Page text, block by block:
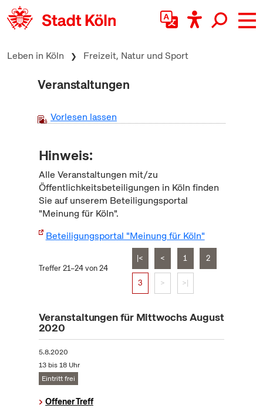
zum Inhalt springen
Leben in Köln Freizeit, Natur und Sport
Veranstaltungen
Vorlesen lassen
Hinweis:
Alle Veranstaltungen mit/zu
Öffentlichkeitsbeteiligungen in Köln finden
Sie auf unserem Beteiligungsportal
"Meinung für Köln".
Beteiligungsportal "Meinung für Köln"
Treffer 21–24 von 24
|< < 1 2
3 > >|
Veranstaltungen für Mittwochs August
2020
5.8.2020
13 bis 18 Uhr
Eintritt frei
Offener Treff